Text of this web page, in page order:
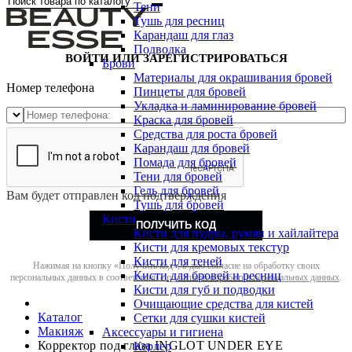
Тени
Тушь для ресниц
Карандаш для глаз
Подводка
Брови
Материалы для окрашивания бровей
Пинцеты для бровей
Укладка и ламинирование бровей
Краска для бровей
Средства для роста бровей
Карандаш для бровей
Помада для бровей
Тени для бровей
Гель для бровей
Тушь для бровей
Кисти
Кисти для пудры, румян и хайлайтера
Кисти для кремовых текстур
Кисти для теней
Кисти для бровей и ресниц
Кисти для губ и подводки
Очищающие средства для кистей
Сетки для сушки кистей
Аксессуары и гигиена
Керлер
ВОЙТИ ИЛИ ЗАРЕГИСТРИРОВАТЬСЯ
Номер телефона
Вам будет отправлен код подтверждения
ПОЛУЧИТЬ КОД
Нажимая на кнопку «Получить код», я даю согласие на обработку своих
персональных данных в соответствии сполитикой обработки персональных данных.
Каталог
Макияж
Корректор под глаза INGLOT UNDER EYE